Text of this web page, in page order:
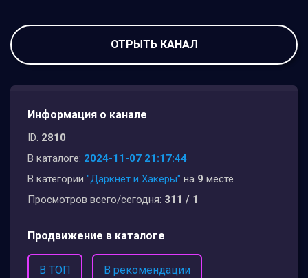
ОТРЫТЬ КАНАЛ
Информация о канале
ID: 2810
В каталоге: 2024-11-07 21:17:44
В категории "Даркнет и Хакеры" на 9 месте
Просмотров всего/сегодня: 311 / 1
Продвижение в каталоге
В ТОП В рекомендации